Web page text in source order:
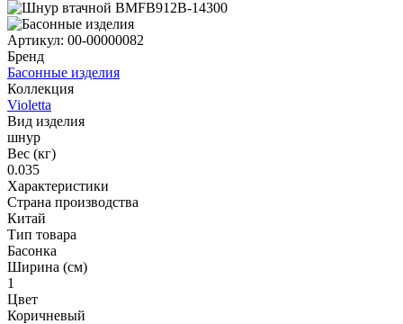
Артикул: 00-00000082
Бренд
Басонные изделия
Коллекция
Violetta
Вид изделия
шнур
Вес (кг)
0.035
Характеристики
Страна производства
Китай
Тип товара
Басонка
Ширина (см)
1
Цвет
Коричневый